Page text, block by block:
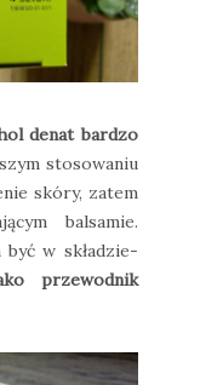
denat bardzo
stosowaniu
skóry, zatem
balsamie.
w składzie-
przewodnik